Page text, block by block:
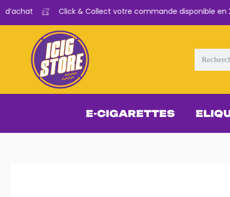
Click & Collect votre commande disponible en 2H
E-CIGARETTES